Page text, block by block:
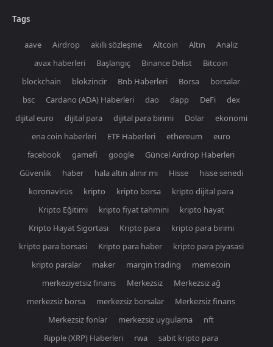
Tags
aave Airdrop akıllı sözleşme Altcoin Altın
Analiz
avax haberleri
Başlangıç Binance Delist
Bitcoin
blockchain
blokzincir Bnb Haberleri Borsa
borsalar
bsc
Cardano (ADA) Haberleri dao dapp DeFi
dex
dijital euro
dijital para dijital para birimi Dolar
ekonomi
ena coin haberleri
ETF Haberleri ethereum
euro
facebook
gamefi google
Güncel Airdrop Haberleri
Güvenlik
haber hala altın alınır mı Hisse
hisse senedi
koronavirüs
kripto kripto borsa
kripto dijital para
Kripto Eğitimi
kripto fiyat tahmini
kripto hayat
Kripto Hayat Sigortası
Kripto para
kripto para birimi
kripto para borsasi
Kripto para haber
kripto para piyasasi
kripto paralar
maker margin trading
memecoin
merkeziyetsiz finans
Merkezsiz
Merkezsiz ağ
merkezsiz borsa
merkezsiz borsalar
Merkezsiz finans
Merkezsiz fonlar
merkezsiz uygulama
nft
Ripple (XRP) Haberleri
rwa sabit kripto para